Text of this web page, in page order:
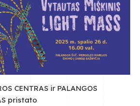
CENTRAS ir PALANGOS
pristato